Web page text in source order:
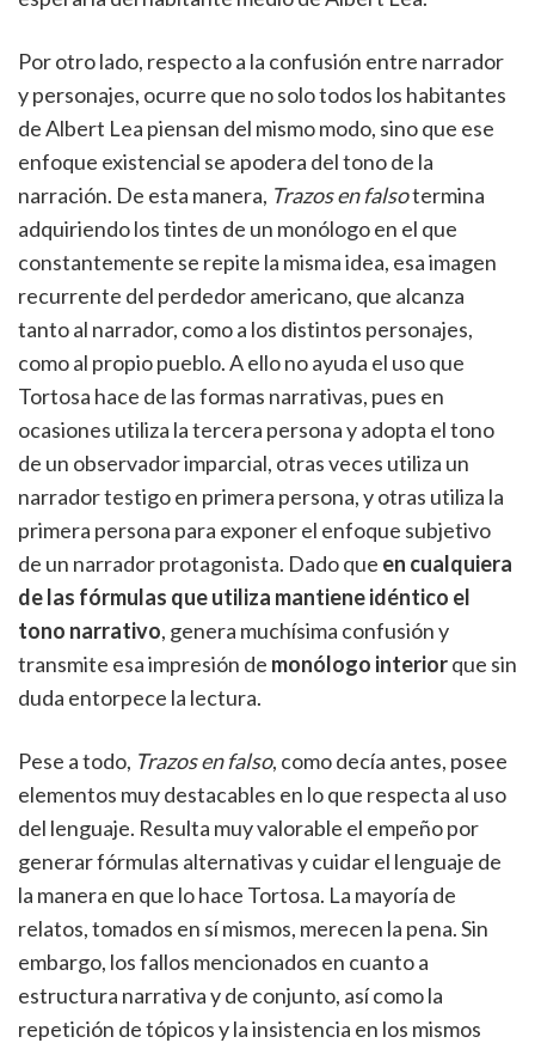
Por otro lado, respecto a la confusión entre narrador
y personajes, ocurre que no solo todos los habitantes
de Albert Lea piensan del mismo modo, sino que ese
enfoque existencial se apodera del tono de la
narración. De esta manera, Trazos en falsotermina
adquiriendo los tintes de un monólogo en el que
constantemente se repite la misma idea, esa imagen
recurrente del perdedor americano, que alcanza
tanto al narrador, como a los distintos personajes,
como al propio pueblo. A ello no ayuda el uso que
Tortosa hace de las formas narrativas, pues en
ocasiones utiliza la tercera persona y adopta el tono
de un observador imparcial, otras veces utiliza un
narrador testigo en primera persona, y otras utiliza la
primera persona para exponer el enfoque subjetivo
de un narrador protagonista. Dado que en cualquiera
de las fórmulas que utiliza mantiene idéntico el
tono narrativo, genera muchísima confusión y
transmite esa impresión de monólogo interiorque sin
duda entorpece la lectura.
Pese a todo, Trazos en falso, como decía antes, posee
elementos muy destacables en lo que respecta al uso
del lenguaje. Resulta muy valorable el empeño por
generar fórmulas alternativas y cuidar el lenguaje de
la manera en que lo hace Tortosa. La mayoría de
relatos, tomados en sí mismos, merecen la pena. Sin
embargo, los fallos mencionados en cuanto a
estructura narrativa y de conjunto, así como la
repetición de tópicos y la insistencia en los mismos